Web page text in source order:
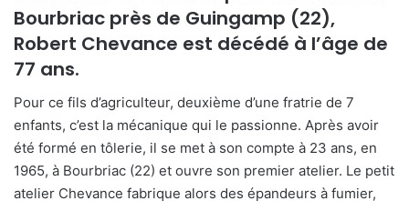
l
Bourbriac près de Guingamp (22),
Robert Chevance est décédé à l’âge de
77 ans.
Pour ce fils d’agriculteur, deuxième d’une fratrie de 7
enfants, c’est la mécanique qui le passionne. Après avoir
été formé en tôlerie, il se met à son compte à 23 ans, en
1965, à Bourbriac (22) et ouvre son premier atelier. Le petit
atelier Chevance fabrique alors des épandeurs à fumier,